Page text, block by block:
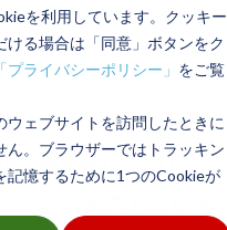
を利用しています。クッキー
ける場合は「同意」ボタンをク
「プライバシーポリシー」 をご覧
ウェブサイトを訪問したときに
ん。ブラウザーではトラッキン
記憶するために1つのCookieが